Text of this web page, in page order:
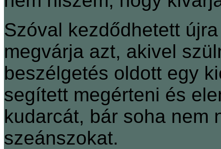
Szóval kezdődhetett
megvárja azt, akivel
beszélgetés oldott egy
segített megérteni és
kudarcát, bár soha nem
szeánszokat.